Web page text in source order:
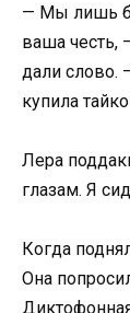
— Мы лишь
ваша честь,
дали слово.
купила
Лера
глазам. Я
Когда
Она